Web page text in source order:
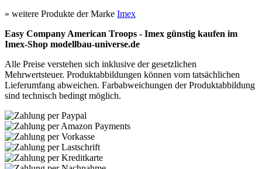
» weitere Produkte der Marke Imex
Easy Company American Troops - Imex günstig kaufen im
Imex-Shop modellbau-universe.de
Alle Preise verstehen sich inklusive der gesetzlichen
Mehrwertsteuer. Produktabbildungen können vom tatsächlichen
Lieferumfang abweichen. Farbabweichungen der Produktabbildung
sind technisch bedingt möglich.